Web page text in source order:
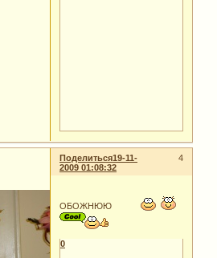
Поделиться 4
19-11-
2009 01:08:32
ОБОЖНЮЮ
0